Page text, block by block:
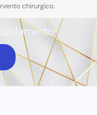
chirurgico.